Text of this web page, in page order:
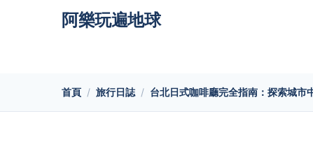
阿樂玩遍地球
首頁 旅行日誌 台北日式咖啡廳完全指南：探索城市